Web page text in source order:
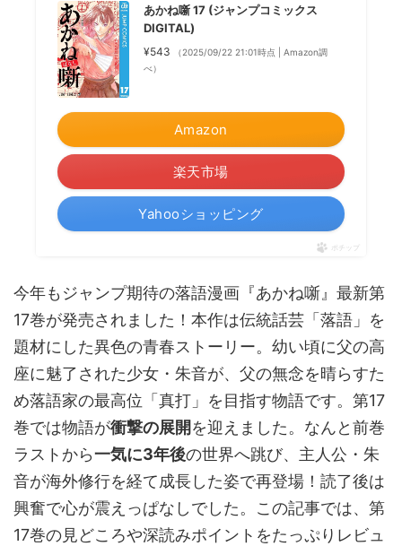
あかね噺 17 (ジャンプコミックス
DIGITAL)
¥543
（2025/09/22 21:01時点 | Amazon調
べ）
Amazon
楽天市場
Yahooショッピング
ポチップ
今年もジャンプ期待の落語漫画『あかね噺』最新第
17巻が発売されました！本作は伝統話芸「落語」を
題材にした異色の青春ストーリー。幼い頃に父の高
座に魅了された少女・朱音が、父の無念を晴らすた
め落語家の最高位「真打」を目指す物語です。第17
巻では物語が衝撃の展開を迎えました。なんと前巻
ラストから一気に3年後の世界へ跳び、主人公・朱
音が海外修行を経て成長した姿で再登場！読了後は
興奮で心が震えっぱなしでした。この記事では、第
17巻の見どころや深読みポイントをたっぷりレビュ